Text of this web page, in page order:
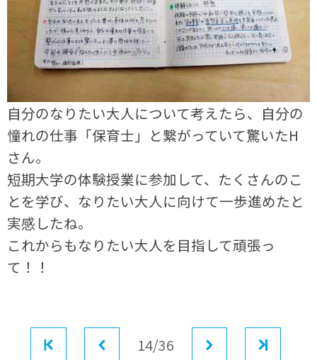
自分のなりたい大人について考えたら、自分の
憧れの仕事「保育士」と繋がっていて驚いたH
さん。
短期大学の体験授業に参加して、たくさんのこ
とを学び、なりたい大人に向けて一歩進めたと
実感したね。
これからもなりたい大人を目指して頑張っ
て！！
前へ14/36